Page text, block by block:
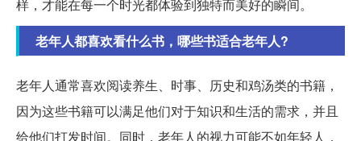
样，才能在每一个时光都体验到独特而美好的瞬间。
老年人都喜欢看什么书，哪些书适合老年人?
老年人通常喜欢阅读养生、时事、历史和鸡汤类的书籍，
因为这些书籍可以满足他们对于知识和生活的需求，并且
给他们打发时间。同时，老年人的视力可能不如年轻人，